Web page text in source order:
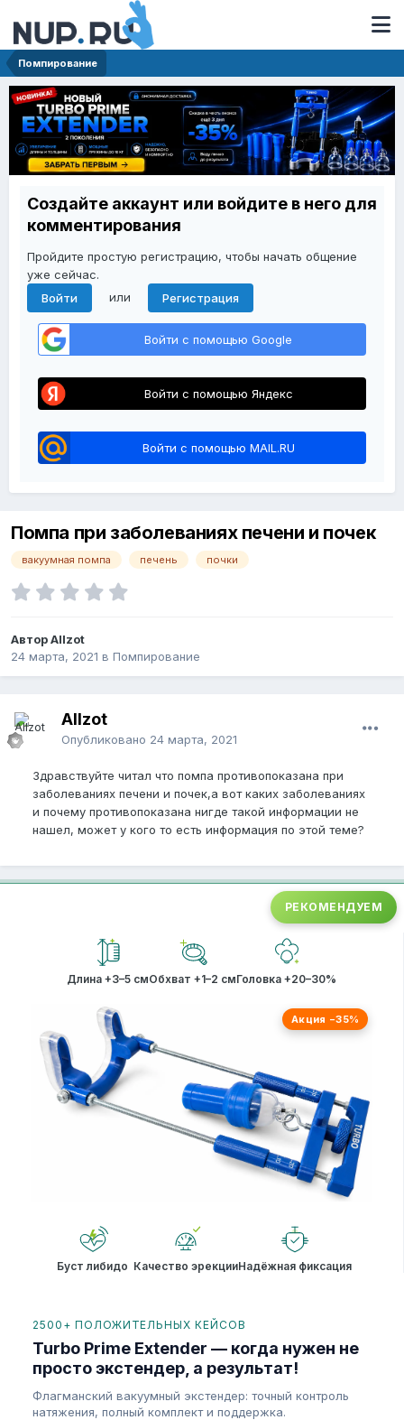
Помпирование
Создайте аккаунт или войдите в него для
комментирования
Пройдите простую регистрацию, чтобы начать общение
уже сейчас.
Войти
или Регистрация
Войти с помощью Google
Войти с помощью Яндекс
Войти с помощью MAIL.RU
Помпа при заболеваниях печени и почек
вакуумная помпа печень почки
Автор Allzot
24 марта, 2021 в Помпирование
Allzot
Опубликовано 24 марта, 2021
Здравствуйте читал что помпа противопоказана при
заболеваниях печени и почек,а вот каких заболеваниях
и почему противопоказана нигде такой информации не
нашел, может у кого то есть информация по этой теме?
РЕКОМЕНДУЕМ
Длина +3–5 смОбхват +1–2 смГоловка +20–30%
Акция −35%
Буст либидо Качество эрекцииНадёжная фиксация
2500+ ПОЛОЖИТЕЛЬНЫХ КЕЙСОВ
Turbo Prime Extender — когда нужен не
просто экстендер, а результат!
Флагманский вакуумный экстендер: точный контроль
натяжения, полный комплект и поддержка.